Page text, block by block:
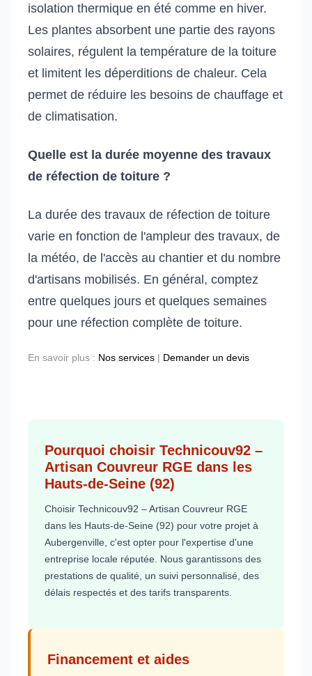
isolation thermique en été comme en hiver.
Les plantes absorbent une partie des rayons
solaires, régulent la température de la toiture
et limitent les déperditions de chaleur. Cela
permet de réduire les besoins de chauffage et
de climatisation.
Quelle est la durée moyenne des travaux
de réfection de toiture ?
La durée des travaux de réfection de toiture
varie en fonction de l'ampleur des travaux, de
la météo, de l'accès au chantier et du nombre
d'artisans mobilisés. En général, comptez
entre quelques jours et quelques semaines
pour une réfection complète de toiture.
En savoir plus : Nos services | Demander un devis
Pourquoi choisir Technicouv92 –
Artisan Couvreur RGE dans les
Hauts-de-Seine (92)
Choisir Technicouv92 – Artisan Couvreur RGE
dans les Hauts-de-Seine (92) pour votre projet à
Aubergenville, c'est opter pour l'expertise d'une
entreprise locale réputée. Nous garantissons des
prestations de qualité, un suivi personnalisé, des
délais respectés et des tarifs transparents.
Financement et aides